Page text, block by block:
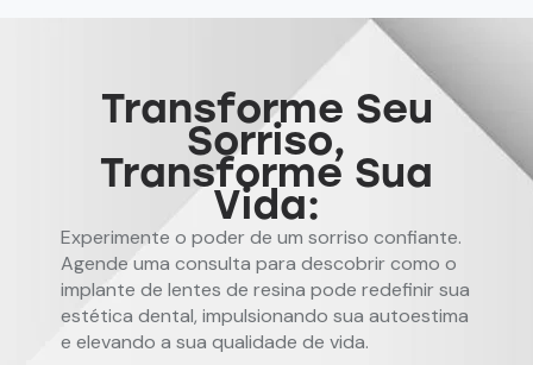
Transforme Seu
Sorriso,
Transforme Sua
Vida:
Experimente o poder de um sorriso confiante.
Agende uma consulta para descobrir como o
implante de lentes de resina pode redefinir sua
estética dental, impulsionando sua autoestima
e elevando a sua qualidade de vida.